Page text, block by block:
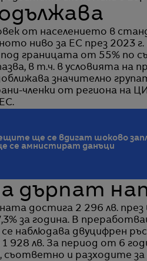
от населението в
ниво за ЕС през 2023
границата от 55% по
в т.ч. в условията на
значително
членки от региона на
ще се вдигат шоково
се амнистират данъци
дърпат
достига 2 296 лв.
за година. В
наблюдава двуцифрен
928 лв. За период от 6
съответно и разходите